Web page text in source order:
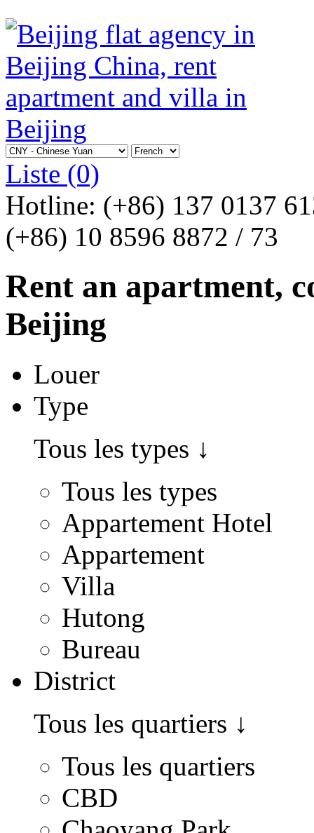
Liste (0)
Hotline: (+86) 137 0137
(+86) 10 8596 8872 / 73
Rent an apartment,
Beijing
Louer
Type
Tous les types ↓
Tous les types
Appartement Hotel
Appartement
Villa
Hutong
Bureau
District
Tous les quartiers ↓
Tous les quartiers
CBD